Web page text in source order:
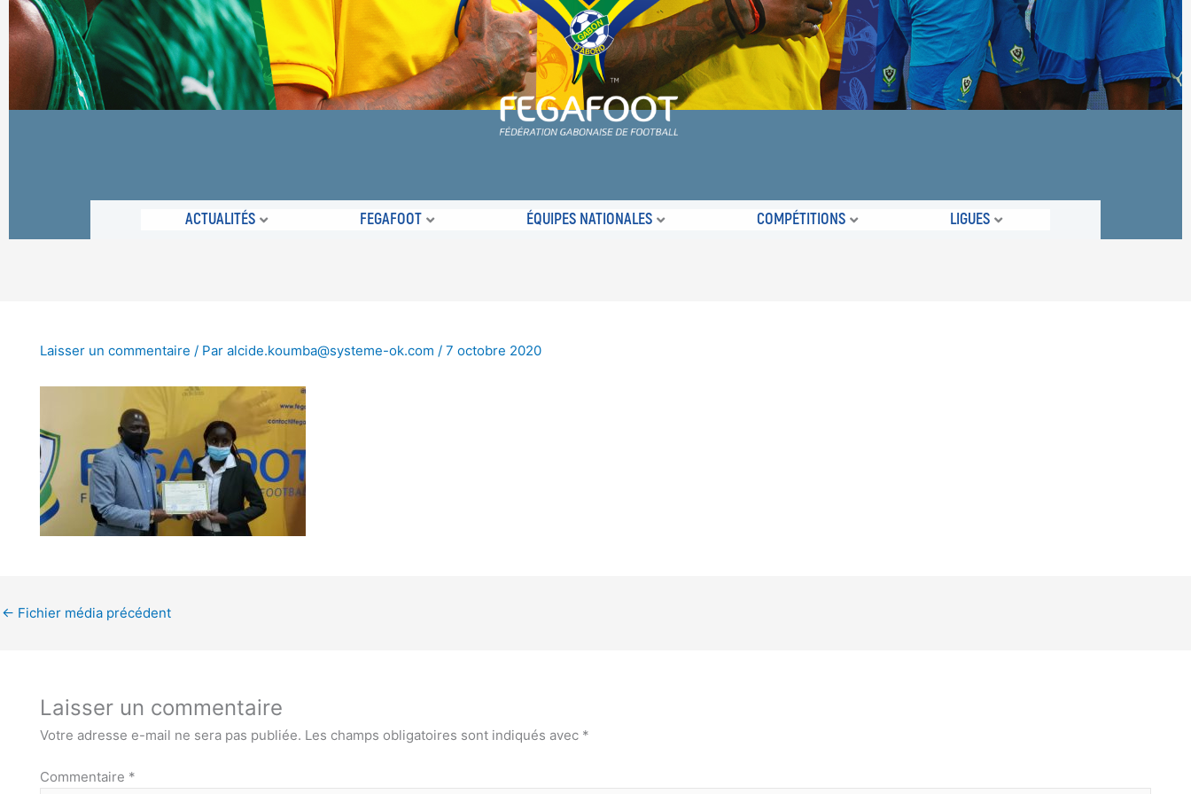
ACTUALITÉS FEGAFOOT ÉQUIPES NATIONALES COMPÉTITIONS LIGUES
Laisser un commentaire / Par alcide.koumba@systeme-ok.com / 7 octobre 2020
← Fichier média précédent
Laisser un commentaire
Votre adresse e-mail ne sera pas publiée. Les champs obligatoires sont indiqués avec *
Commentaire *